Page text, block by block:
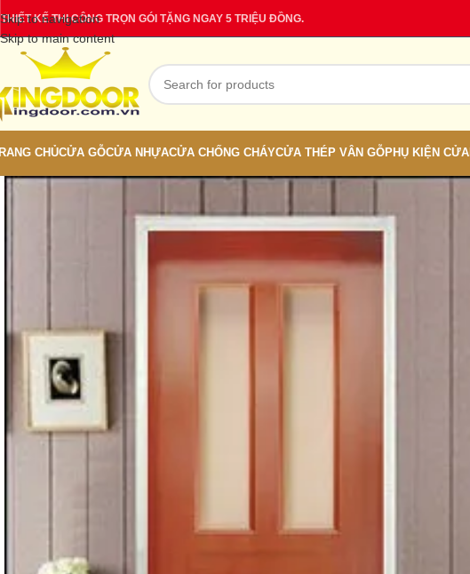
Skip to navigation
Skip to main content
THIẾT KẾ THI CÔNG TRỌN GÓI TẶNG NGAY 5 TRIỆU ĐỒNG.
CHỦCỬA GỖCỬA NHỰACỬA CHỐNG CHÁYCỬA THÉP VÂN GỖPHỤ KIỆN CỬA